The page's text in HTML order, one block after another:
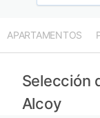
APARTAMENTOS
Selección
Alcoy